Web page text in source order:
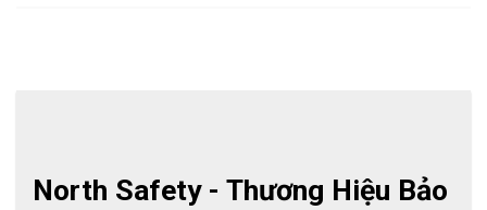
North Safety - Thương Hiệu Bảo